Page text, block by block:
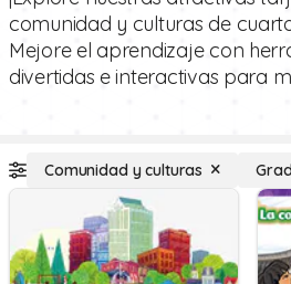
comunidad y culturas de
Mejore el aprendizaje con
divertidas e interactivas para
Comunidad y culturas